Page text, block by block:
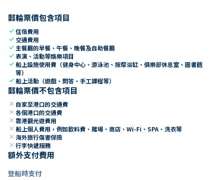
郵輪票價包含項目
check住宿費用
check 交通費用
check 主餐廳的早餐、午餐、晚餐及自助餐廳
check表演、活動等娛樂項目
check船上設施使用費（健身中心、游泳池、按摩浴缸、俱樂部休息室、圖書館
等）
check船上活動（遊戲、問答、手工課程等）
郵輪票價不包含項目
close 自家至港口的交通費
close 各個港口的交通費
close 靠港觀光遊費用
close 船上個人費用，例如飲料費、賭場、商店、Wi-Fi、SPA、洗衣等
close 海外旅行傷害保險
close 行李快遞服務
額外支付費用
登船時支付